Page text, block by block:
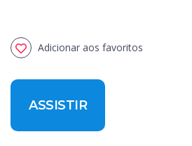
Adicionar aos favoritos
ASSISTIR